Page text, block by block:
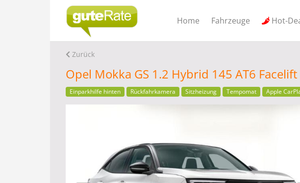
Home Fahrzeuge Hot-
Zurück
Opel Mokka GS 1.2 Hybrid 145 AT6
Einparkhilfe hinten Rückfahrkamera Sitzheizung Tempomat Apple